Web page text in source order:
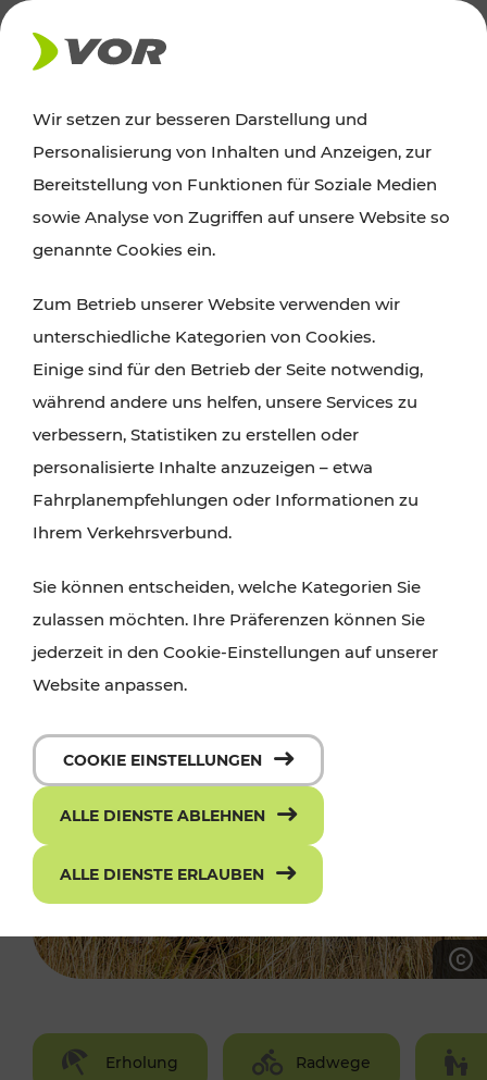
AKTUELLES
Ausflugstipps
Wien, Niederösterreich und das Burgenland
Wanderungen, Kultur und Gastronomie,
Radtouren oder purer Naturgenuss – viele
Attraktionen sind mit den Ticket- und Fahrplan-
Angeboten des VOR gut und schnell erreichbar.
Erholung Radwege
Wir setzen zur besseren Darstellung und
Personalisierung von Inhalten und Anzeigen, zur
Bereitstellung von Funktionen für Soziale Medien
sowie Analyse von Zugriffen auf unsere Website so
genannte Cookies ein.
Zum Betrieb unserer Website verwenden wir
unterschiedliche Kategorien von Cookies.
Einige sind für den Betrieb der Seite notwendig,
während andere uns helfen, unsere Services zu
verbessern, Statistiken zu erstellen oder
personalisierte Inhalte anzuzeigen – etwa
Fahrplanempfehlungen oder Informationen zu
Ihrem Verkehrsverbund.
Sie können entscheiden, welche Kategorien Sie
zulassen möchten. Ihre Präferenzen können Sie
jederzeit in den Cookie-Einstellungen auf unserer
Website anpassen.
COOKIE EINSTELLUNGEN
ALLE DIENSTE ABLEHNEN
ALLE DIENSTE ERLAUBEN